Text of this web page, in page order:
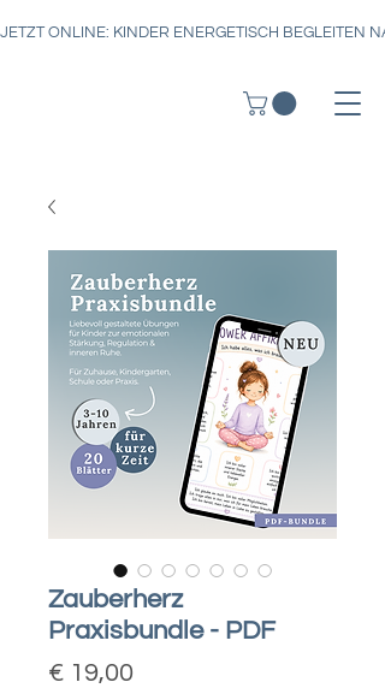
JETZT ONLINE: KINDER ENERGETISCH BEGLEITEN
Zauberherz
Praxisbundle - PDF
€ 19,00